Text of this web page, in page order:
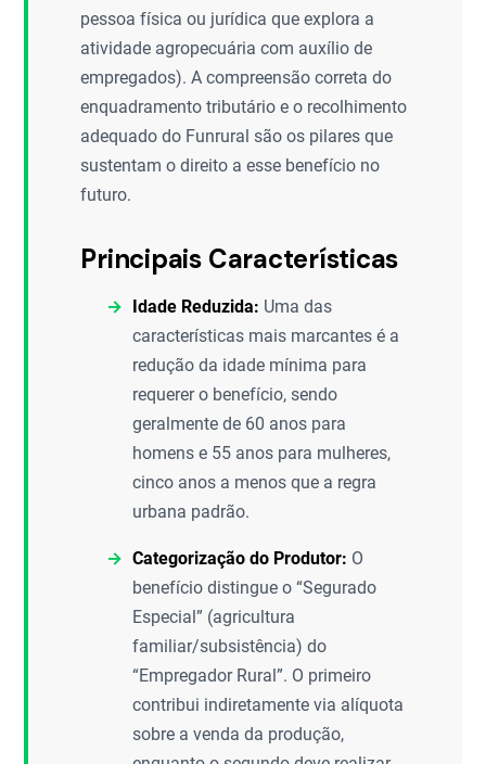
pessoa física ou jurídica que explora a
atividade agropecuária com auxílio de
empregados). A compreensão correta do
enquadramento tributário e o recolhimento
adequado do Funrural são os pilares que
sustentam o direito a esse benefício no
futuro.
Principais Características
Idade Reduzida: Uma das
características mais marcantes é a
redução da idade mínima para
requerer o benefício, sendo
geralmente de 60 anos para
homens e 55 anos para mulheres,
cinco anos a menos que a regra
urbana padrão.
Categorização do Produtor: O
benefício distingue o “Segurado
Especial” (agricultura
familiar/subsistência) do
“Empregador Rural”. O primeiro
contribui indiretamente via alíquota
sobre a venda da produção,